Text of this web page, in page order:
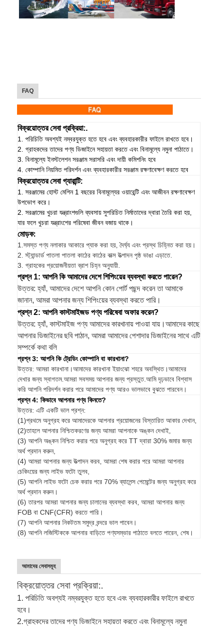
FAQ
বিক্রয়োত্তর সেবা প্রক্রিয়া:.
1. পরিচিতি অবশ্যই নম্বরযুক্ত হতে হবে এবং ব্যবহারকারীর ফাইলে রাখতে হবে।
2. গ্রাহকদের তাদের পণ্য ডিজাইনে সহায়তা করতে এবং বিনামূল্যে নমুনা পাঠাতে।
3. বিনামূল্যে ইনস্টলেশন সরঞ্জাম সরাসরি এবং দায়ী কমিশনিং হবে
4. কোম্পানি নিয়মিত পরিদর্শন এবং ব্যবহারকারীর সরঞ্জাম রক্ষণাবেক্ষণ করতে হবে
বিক্রয়োত্তর সেবা গ্যারান্টি:
1. সরঞ্জামের হোস্ট মেশিন 1 বছরের বিনামূল্যের ওয়ারেন্টি এবং আজীবন রক্ষণাবেক্ষণ
উপভোগ করে।
2. সরঞ্জামের খুচরা যন্ত্রাংশগুলি ব্যবসায় সুপরিচিত নির্মাতাদের দ্বারা তৈরি করা হয়,
যার ফলে খুচরা যন্ত্রাংশের পরিষেবা জীবন বজায় থাকে।
মোড়ক:
1.সমস্ত পণ্য নলাকার আকারে প্যাক করা হয়, দৈর্ঘ্য এবং প্রস্থ চিহ্নিত করা হয়।
2. স্ট্যান্ডার্ড পাতলা পাতলা কাঠের কাঠের বাক্স উত্পাদন পৃষ্ঠ ভাঙা এড়াতে.
3. গ্রাহকের প্রয়োজনীয়তা ব্রাশ চিহ্ন অনুযায়ী.
প্রশ্ন 1: আপনি কি আমাদের দেশে শিপিংয়ের ব্যবস্থা করতে পারেন?
উত্তর: হ্যাঁ, আমাদের দেশে আপনি কোন পোর্ট পছন্দ করেন তা আমাকে
জানান, আমরা আপনার জন্য শিপিংয়ের ব্যবস্থা করতে পারি।
প্রশ্ন 2: আপনি কাস্টমাইজড পণ্য পরিষেবা অফার করেন?
উত্তর: হ্যাঁ, কাস্টমাইজ পণ্য আমাদের কারখানায় পাওয়া যায়।আমাদের কাছে
আপনার ডিজাইনের ছবি পাঠান, আমরা আমাদের পেশাদার ডিজাইনের সাথে এটি
সম্পর্কে কথা বলি
প্রশ্ন 3: আপনি কি ট্রেডিং কোম্পানি বা কারখানা?
উত্তর: আমরা কারখানা।আমাদের কারখানা ইয়াংঝো শহরে অবস্থিত।আমাদের
দেখার জন্য স্বাগতম.আমরা সবসময় আপনার জন্য প্রস্তুত.আমি দৃঢ়ভাবে বিশ্বাস
করি আপনি পরিদর্শন করার পরে আমাদের পণ্য আরও ভালভাবে বুঝতে পারবেন।
প্রশ্ন 4: কিভাবে আপনার পণ্য কিনতে?
উত্তর: এটি একটি ভাল প্রশ্ন:
(1)প্রথমে অনুগ্রহ করে আমাদেরকে আপনার প্রয়োজনের বিস্তারিত আকার দেখান,
(2)তাহলে আপনার নিশ্চিতকরণের জন্য আমরা আপনাকে অঙ্কন দেখাই,
(3) আপনি অঙ্কন নিশ্চিত করার পরে অনুগ্রহ করে TT দ্বারা 30% জমার জন্য
অর্থ প্রদান করুন,
(4) আমরা আপনার জন্য উত্পাদন করব, আমরা শেষ করার পরে আমরা আপনার
চেকিংয়ের জন্য লাইভ ফটো তুলব,
(5) আপনি লাইভ ফটো চেক করার পরে 70% ব্যালেন্স পেমেন্টের জন্য অনুগ্রহ করে
অর্থ প্রদান করুন।
(6) তারপর আমরা আপনার জন্য চালানের ব্যবস্থা করব, আমরা আপনার জন্য
FOB বা CNF(CFR) করতে পারি।
(7) আপনি আপনার নিকটতম সমুদ্র বন্দরে ভাল পাবেন।
(8) আপনি লজিস্টিককে আপনার বাড়িতে পণ্যসম্ভার পাঠাতে বলতে পারেন, শেষ।
আমাদের সেবাসমূহ
বিক্রয়োত্তর সেবা প্রক্রিয়া:.
1. পরিচিতি অবশ্যই নম্বরযুক্ত হতে হবে এবং ব্যবহারকারীর ফাইলে রাখতে
হবে।
2.গ্রাহকদের তাদের পণ্য ডিজাইনে সহায়তা করতে এবং বিনামূল্যে নমুনা